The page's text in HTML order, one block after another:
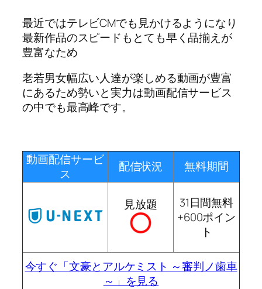
最近ではテレビCMでも見かけるようになり
最新作品のスピードもとても早く品揃えが
豊富なため
老若男女幅広い人達が楽しめる動画が豊富
にあるため勢いと実力は動画配信サービス
の中でも最高峰です。
動画配信サービ
ス
配信状況 無料期間
見放題
31日間無料
+600ポイン
ト
今すぐ「文豪とアルケミスト ～審判ノ歯車
～」を見る